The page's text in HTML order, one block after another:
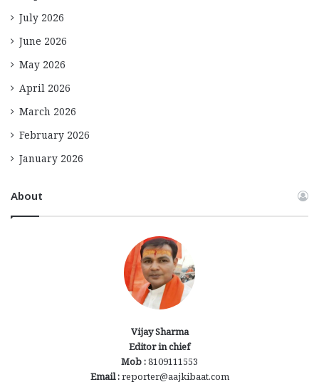
July 2026
June 2026
May 2026
April 2026
March 2026
February 2026
January 2026
About
Vijay Sharma
Editor in chief
Mob :8109111553
Email :reporter@aajkibaat.com